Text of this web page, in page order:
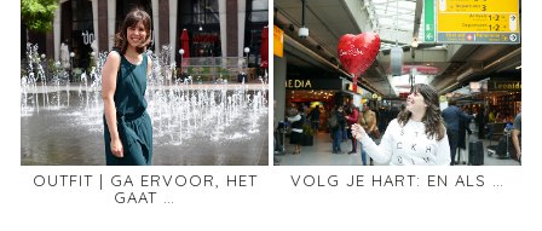
OUTFIT | GA ERVOOR, HET
GAAT …
VOLG JE HART: EN ALS …